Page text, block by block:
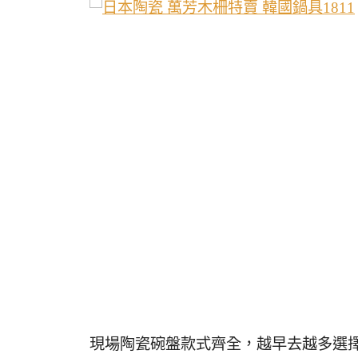
現場陶瓷碗盤款式齊全，越早去越多選